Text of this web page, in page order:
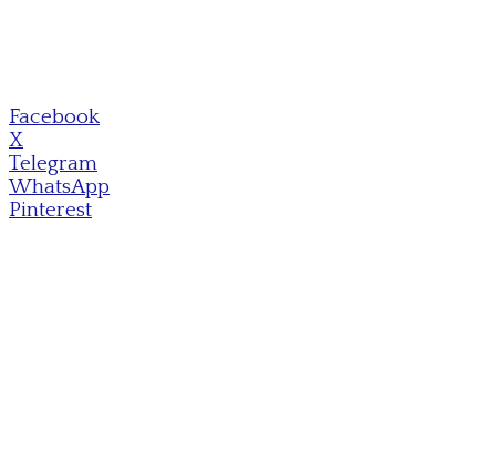
Facebook
X
Telegram
WhatsApp
Pinterest